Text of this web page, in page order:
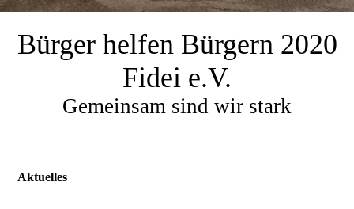
Bürger helfen Bürgern 2020
Fidei e.V.
Gemeinsam sind wir stark
Aktuelles